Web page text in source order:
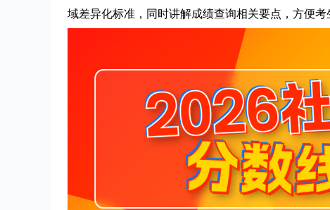
域差异化标准，同时讲解成绩查询相关要点，方便考